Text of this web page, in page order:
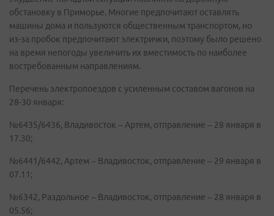
обстановку в Приморье. Многие предпочитают оставлять
машины дома и пользуются общественным транспортом, но
из-за пробок предпочитают электрички, поэтому было решено
на время непогоды увеличить их вместимость по наиболее
востребованным направлениям.
Перечень электропоездов с усиленным составом вагонов на
28-30 января:
№6435/6436, Владивосток – Артем, отправление – 28 января в
17.30;
№6441/6442, Артем – Владивосток, отправление – 29 января в
07.11;
№6342, Раздольное – Владивосток, отправление – 28 января в
05.56;